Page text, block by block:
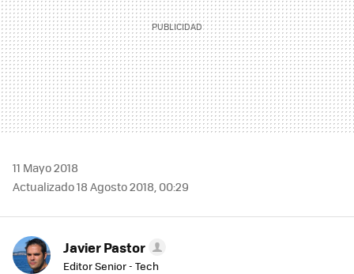
11 Mayo 2018
Actualizado 18 Agosto 2018, 00:29
Javier Pastor
Editor Senior - Tech